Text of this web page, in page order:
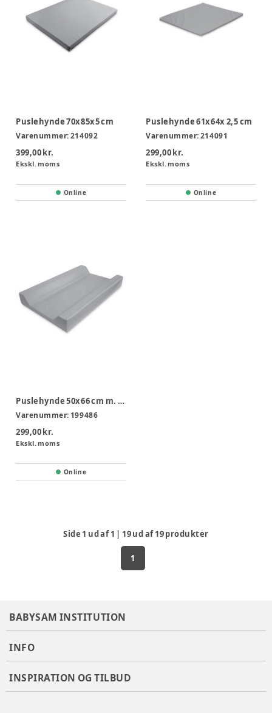
Puslehynde 70x85x5 cm
Varenummer:214092
399,00 kr.
Ekskl. moms
Online
Puslehynde 61x64x 2,5 cm
Varenummer:214091
299,00 kr.
Ekskl. moms
Online
Puslehynde 50x66 cm m. Dahlia betræk
Varenummer: 199486
299,00 kr.
Ekskl. moms
Online
Side 1 ud af1 19ud af19produkter
1
BABYSAM INSTITUTION
INFO
INSPIRATION OG TILBUD